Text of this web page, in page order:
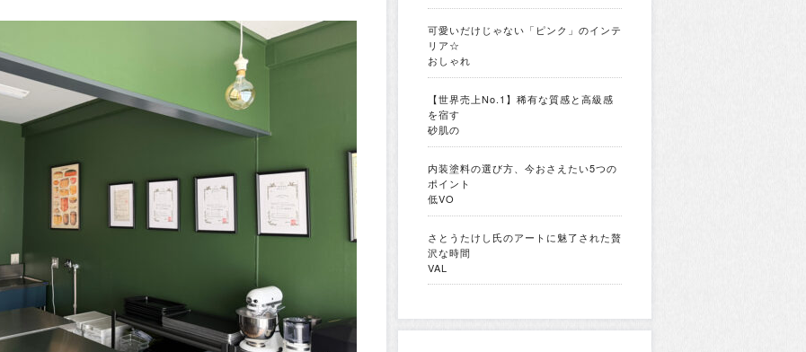
可愛いだけじゃない「ピンク」のインテ
リア☆
おしゃれ
【世界売上No.1】稀有な質感と高級感
を宿す
砂肌の
内装塗料の選び方、今おさえたい5つの
ポイント
低VO
さとうたけし氏のアートに魅了された贅
沢な時間
VAL